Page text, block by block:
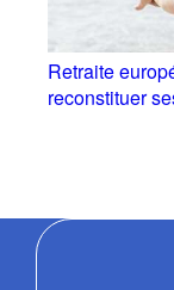
Retraite
reconstituer